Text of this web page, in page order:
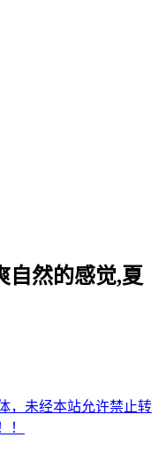
自然的感觉,夏
，未经本站允许禁止转
！